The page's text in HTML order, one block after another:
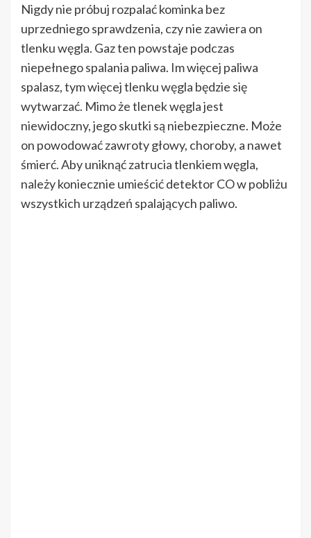
Nigdy nie próbuj rozpalać kominka bez
uprzedniego sprawdzenia, czy nie zawiera on
tlenku węgla. Gaz ten powstaje podczas
niepełnego spalania paliwa. Im więcej paliwa
spalasz, tym więcej tlenku węgla będzie się
wytwarzać. Mimo że tlenek węgla jest
niewidoczny, jego skutki są niebezpieczne. Może
on powodować zawroty głowy, choroby, a nawet
śmierć. Aby uniknąć zatrucia tlenkiem węgla,
należy koniecznie umieścić detektor CO w pobliżu
wszystkich urządzeń spalających paliwo.